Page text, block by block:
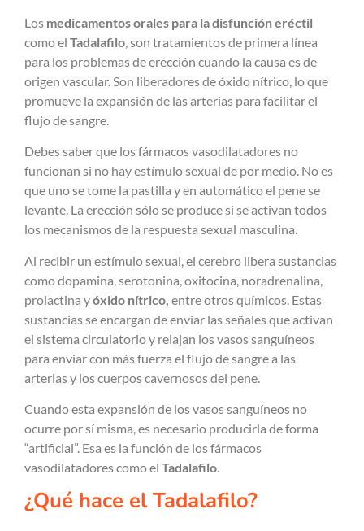
Los medicamentos orales para la disfunción eréctil
como el Tadalafilo, son tratamientos de primera línea
para los problemas de erección cuando la causa es de
origen vascular. Son liberadores de óxido nítrico, lo que
promueve la expansión de las arterias para facilitar el
flujo de sangre.
Debes saber que los fármacos vasodilatadores no
funcionan si no hay estímulo sexual de por medio. No es
que uno se tome la pastilla y en automático el pene se
levante. La erección sólo se produce si se activan todos
los mecanismos de la respuesta sexual masculina.
Al recibir un estímulo sexual, el cerebro libera sustancias
como dopamina, serotonina, oxitocina, noradrenalina,
prolactina yóxido nítrico, entre otros químicos. Estas
sustancias se encargan de enviar las señales que activan
el sistema circulatorio y relajan los vasos sanguíneos
para enviar con más fuerza el flujo de sangre a las
arterias y los cuerpos cavernosos del pene.
Cuando esta expansión de los vasos sanguíneos no
ocurre por sí misma, es necesario producirla de forma
“artificial”. Esa es la función de los fármacos
vasodilatadores como el Tadalafilo.
¿Qué hace el Tadalafilo?